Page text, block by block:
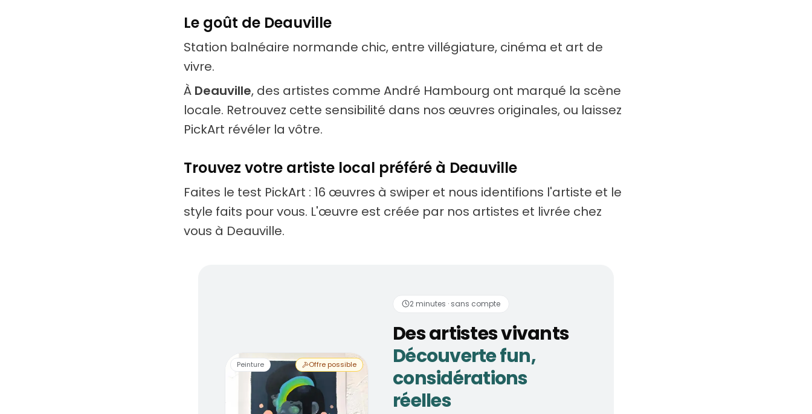
Le goût de Deauville
Station balnéaire normande chic, entre villégiature, cinéma et art de
vivre.
À Deauville, des artistes comme André Hambourg ont marqué la scène
locale. Retrouvez cette sensibilité dans nos œuvres originales, ou laissez
PickArt révéler la vôtre.
Trouvez votre artiste local préféré à Deauville
Faites le test PickArt : 16 œuvres à swiper et nous identifions l'artiste et le
style faits pour vous. L'œuvre est créée par nos artistes et livrée chez
vous à Deauville.
Peinture Offre possible
2 minutes · sans compte
Des artistes vivants
Découverte fun,
considérations
réelles